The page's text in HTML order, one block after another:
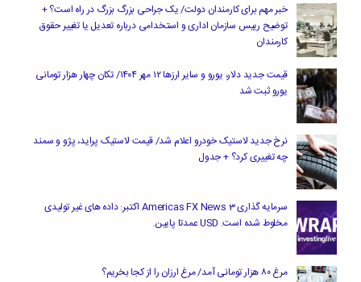
خبر مهم برای کارمندان دولت/ یک جراحی بزرگ بزرگ در راه است؟ +
توضیح رییس سازمان اداری و استخدامی درباره تعدیل یا تغییر حقوق
کارمندان
قیمت جدید دلار، یورو و سایر ارزها ۱۲ مهر ۱۴۰۴/ تکان چهار هزار تومانی
یورو ثبت شد
نرخ جدید لاستیک خودرو اعلام شد/ قیمت لاستیک پراید، پژو و سمند
چه تغییری کرد؟ + جدول
سرمایه گذاری Americas FX News 3 اکتبر: داده های غیر تولیدی
مخلوط شده است. USD عمدتا پایین.
مرغ ۸۰ هزار تومانی آمد/ مرغ ارزان را از کجا بخریم؟